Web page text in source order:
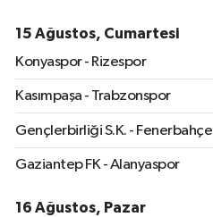
15 Ağustos, Cumartesi
Konyaspor - Rizespor
Kasımpaşa - Trabzonspor
Gençlerbirliği S.K. - Fenerbahçe
Gaziantep FK - Alanyaspor
16 Ağustos, Pazar